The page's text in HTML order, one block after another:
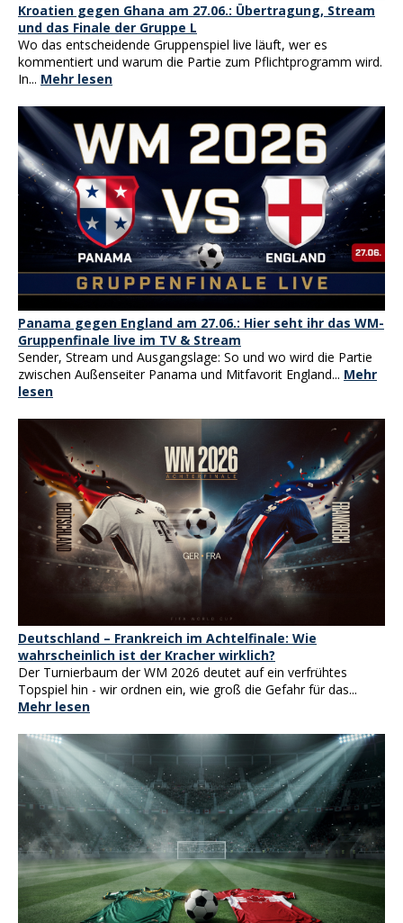
Kroatien gegen Ghana am 27.06.: Übertragung, Stream
und das Finale der Gruppe L
Wo das entscheidende Gruppenspiel live läuft, wer es
kommentiert und warum die Partie zum Pflichtprogramm wird.
In... Mehr lesen
Panama gegen England am 27.06.: Hier seht ihr das WM-
Gruppenfinale live im TV & Stream
Sender, Stream und Ausgangslage: So und wo wird die Partie
zwischen Außenseiter Panama und Mitfavorit England... Mehr
lesen
Deutschland – Frankreich im Achtelfinale: Wie
wahrscheinlich ist der Kracher wirklich?
Der Turnierbaum der WM 2026 deutet auf ein verfrühtes
Topspiel hin - wir ordnen ein, wie groß die Gefahr für das...
Mehr lesen